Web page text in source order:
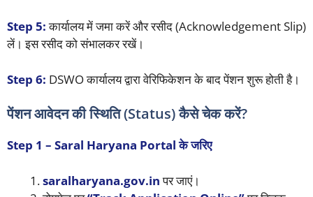
Step 5:कार्यालय में जमा करें और रसीद (Acknowledgement Slip)
लें। इस रसीद को संभालकर रखें।
Step 6: DSWO कार्यालय द्वारा वेरिफिकेशन के बाद पेंशन शुरू होती है।
पेंशन आवेदन की स्थिति (Status) कैसे चेक करें?
Step 1 – Saral Haryana Portal के जरिए
saralharyana.gov.inपर जाएं।